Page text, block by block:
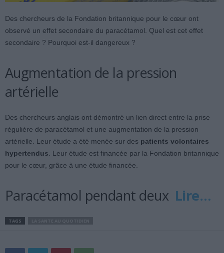
Des chercheurs de la Fondation britannique pour le cœur ont
observé un effet secondaire du paracétamol. Quel est cet effet
secondaire ? Pourquoi est-il dangereux ?
Augmentation de la pression
artérielle
Des chercheurs anglais ont démontré un lien direct entre la prise
régulière de paracétamol et une augmentation de la pression
artérielle. Leur étude a été menée sur des patients volontaires
hypertendus . Leur étude est financée par la Fondation britannique
pour le cœur, grâce à une étude financée.
Paracétamol pendant deux Lire…
TAGS